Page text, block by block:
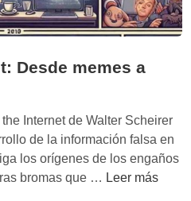
Desde memes a
Internet de Walter Scheirer
de la información falsa en
los orígenes de los engaños
bromas que … E
Leer más